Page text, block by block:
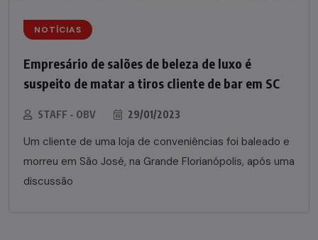
NOTÍCIAS
Empresário de salões de beleza de luxo é
suspeito de matar a tiros cliente de bar em SC
STAFF - OBV 29/01/2023
Um cliente de uma loja de conveniências foi baleado e
morreu em São José, na Grande Florianópolis, após uma
discussão